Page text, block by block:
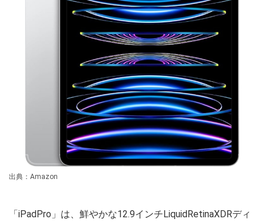
出典：Amazon
「iPadPro」は、鮮やかな12.9インチLiquidRetinaXDRディ